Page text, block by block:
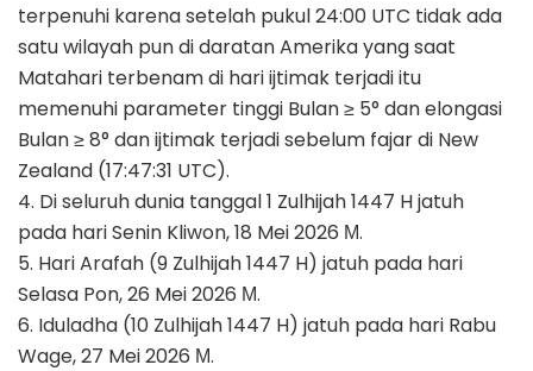
terpenuhi karena setelah pukul 24:00 UTC tidak ada
satu wilayah pun di daratan Amerika yang saat
Matahari terbenam di hari ijtimak terjadi itu
memenuhi parameter tinggi Bulan ≥ 5° dan elongasi
Bulan ≥ 8° dan ijtimak terjadi sebelum fajar di New
Zealand (17:47:31 UTC).
4. Di seluruh dunia tanggal 1 Zulhijah 1447 H jatuh
pada hari Senin Kliwon, 18 Mei 2026 М.
5. Hari Arafah (9 Zulhijah 1447 H) jatuh pada hari
Selasa Pon, 26 Mei 2026 М.
6. Iduladha (10 Zulhijah 1447 H) jatuh pada hari Rabu
Wage, 27 Mei 2026 М.